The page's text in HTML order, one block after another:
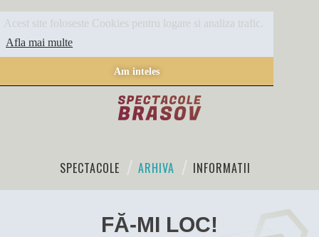
Acest site foloseste Cookies pentru logare si analiza trafic.
Afla mai multe
Am inteles
SPECTACOLE ARHIVA INFORMATII
FĂ-MI LOC!